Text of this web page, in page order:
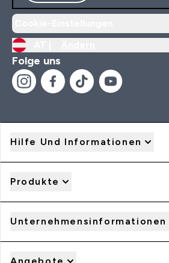
Folge uns
Hilfe Und Informationen
Produkte
Unternehmensinformationen
Angebote